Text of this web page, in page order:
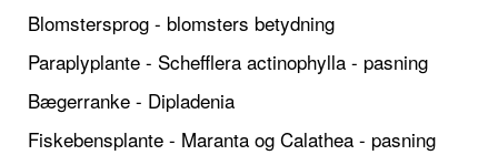
Blomstersprog - blomsters betydning
Paraplyplante - Schefflera actinophylla - pasning
Bægerranke - Dipladenia
Fiskebensplante - Maranta og Calathea - pasning